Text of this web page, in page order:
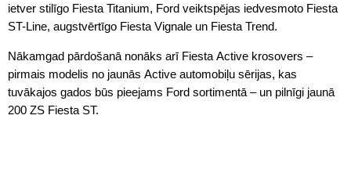
ietver stilīgo Fiesta Titanium, Ford veiktspējas iedvesmoto Fiesta
ST-Line, augstvērtīgo Fiesta Vignale un Fiesta Trend.
Nākamgad pārdošanā nonāks arī Fiesta Active krosovers –
pirmais modelis no jaunās Active automobiļu sērijas, kas
tuvākajos gados būs pieejams Ford sortimentā – un pilnīgi jaunā
200 ZS Fiesta ST.